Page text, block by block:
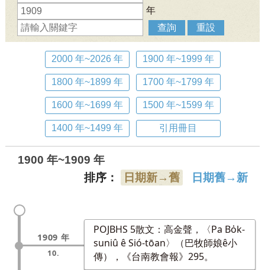
年
查詢
重設
2000 年~2026 年 1900 年~1999 年
1800 年~1899 年 1700 年~1799 年
1600 年~1699 年 1500 年~1599 年
1400 年~1499 年 引用冊目
1900 年~1909 年
排序：
日期新→舊 日期舊→新
1909 年
10.
POJBHS 5散文：高金聲，〈Pa Bo̍k-
suniû ê Sió-tōan〉（巴牧師娘ê小
傳），《台南教會報》295。